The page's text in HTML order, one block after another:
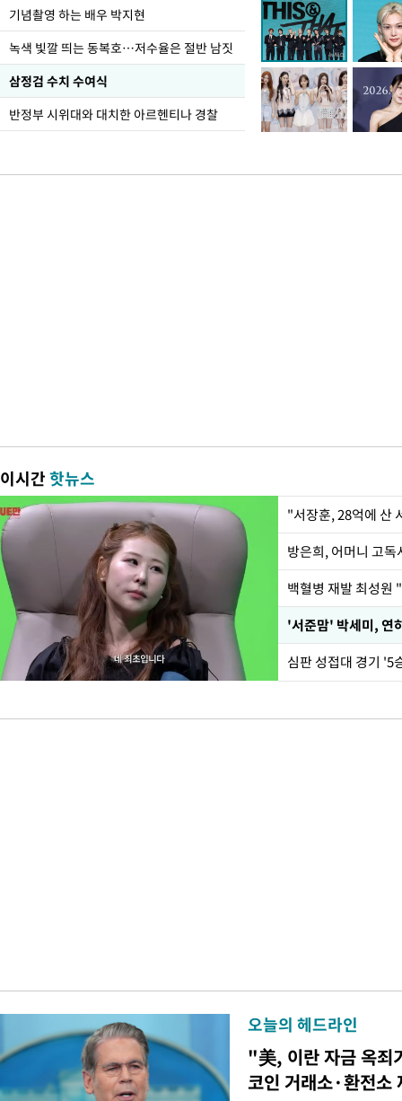
기념촬영 하는 배우 박지현
녹색 빛깔 띄는 동복호…저수율은 절반 남짓
삼정검 수치 수여식
반정부 시위대와 대치한 아르헨티나 경찰
이시간핫뉴스
"서장훈, 28억에 산
방은희, 어머니 고
백혈병 재발 최성원
'서준맘' 박세미, 연
오늘의 헤드라인
"美, 이란 자금 옥죄
코인 거래소·환전소